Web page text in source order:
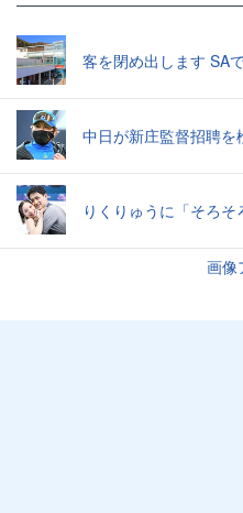
客を閉め出します SA
中日が新庄監督招聘を
りくりゅうに「そろそ
画像